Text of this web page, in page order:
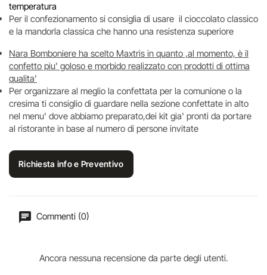
temperatura
Per il confezionamento si consiglia di usare il cioccolato classico
e la mandorla classica che hanno una resistenza superiore
Nara Bomboniere ha scelto Maxtris in quanto ,al momento, è il
confetto piu' goloso e morbido realizzato con prodotti di ottima
qualita'
Per organizzare al meglio la confettata per la comunione o la
cresima ti consiglio di guardare nella sezione confettate in alto
nel menu' dove abbiamo preparato,dei kit gia' pronti da portare
al ristorante in base al numero di persone invitate
Richiesta info e Preventivo
Commenti (0)
Ancora nessuna recensione da parte degli utenti.